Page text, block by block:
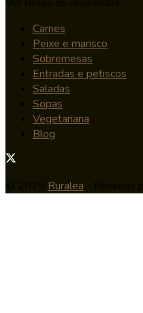
Carnes
Peixe e marisco
Sobremesas
Entradas e petiscos
Saladas
Sopas
Vegetariana
Blog
Ruralea